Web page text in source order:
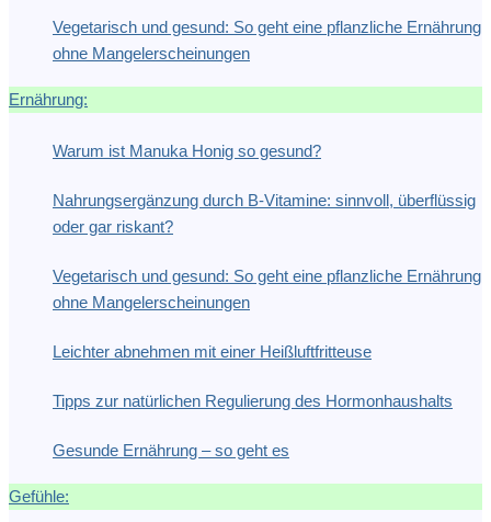
Vegetarisch und gesund: So geht eine pflanzliche Ernährung
ohne Mangelerscheinungen
Ernährung:
Warum ist Manuka Honig so gesund?
Nahrungsergänzung durch B-Vitamine: sinnvoll, überflüssig
oder gar riskant?
Vegetarisch und gesund: So geht eine pflanzliche Ernährung
ohne Mangelerscheinungen
Leichter abnehmen mit einer Heißluftfritteuse
Tipps zur natürlichen Regulierung des Hormonhaushalts
Gesunde Ernährung – so geht es
Gefühle: